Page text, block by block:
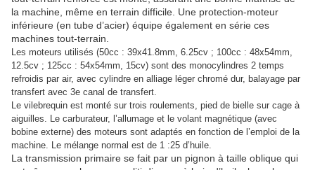
la machine, même en terrain difficile. Une protection-moteur
inférieure (en tube d’acier) équipe également en série ces
machines tout-terrain.
Les moteurs utilisés (50cc : 39x41.8mm, 6.25cv ; 100cc : 48x54mm,
12.5cv ; 125cc : 54x54mm, 15cv) sont des monocylindres 2 temps
refroidis par air, avec cylindre en alliage léger chromé dur, balayage par
transfert avec 3e canal de transfert.
Le vilebrequin est monté sur trois roulements, pied de bielle sur cage à
aiguilles. Le carburateur, l’allumage et le volant magnétique (avec
bobine externe) des moteurs sont adaptés en fonction de l’emploi de la
machine. Le mélange normal est de 1 :25 d’huile.
La transmission primaire se fait par un pignon à taille oblique qui